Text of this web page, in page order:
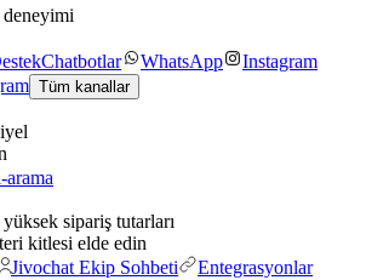
Chatbotlar WhatsApp
Instagram
Tüm kanallar
arama
sipariş tutarları
kitlesi elde edin
Jivochat Ekip Sohbeti
Entegrasyonlar